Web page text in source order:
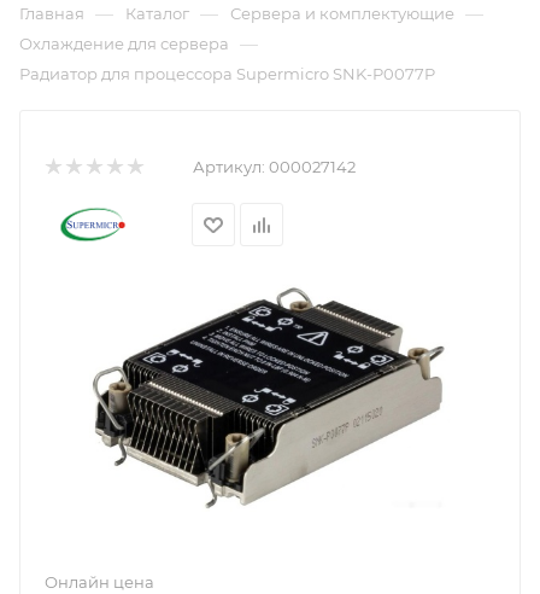
Главная — Каталог — Сервера и комплектующие —
Охлаждение для сервера —
Радиатор для процессора Supermicro SNK-P0077P
Артикул: 000027142
Онлайн цена